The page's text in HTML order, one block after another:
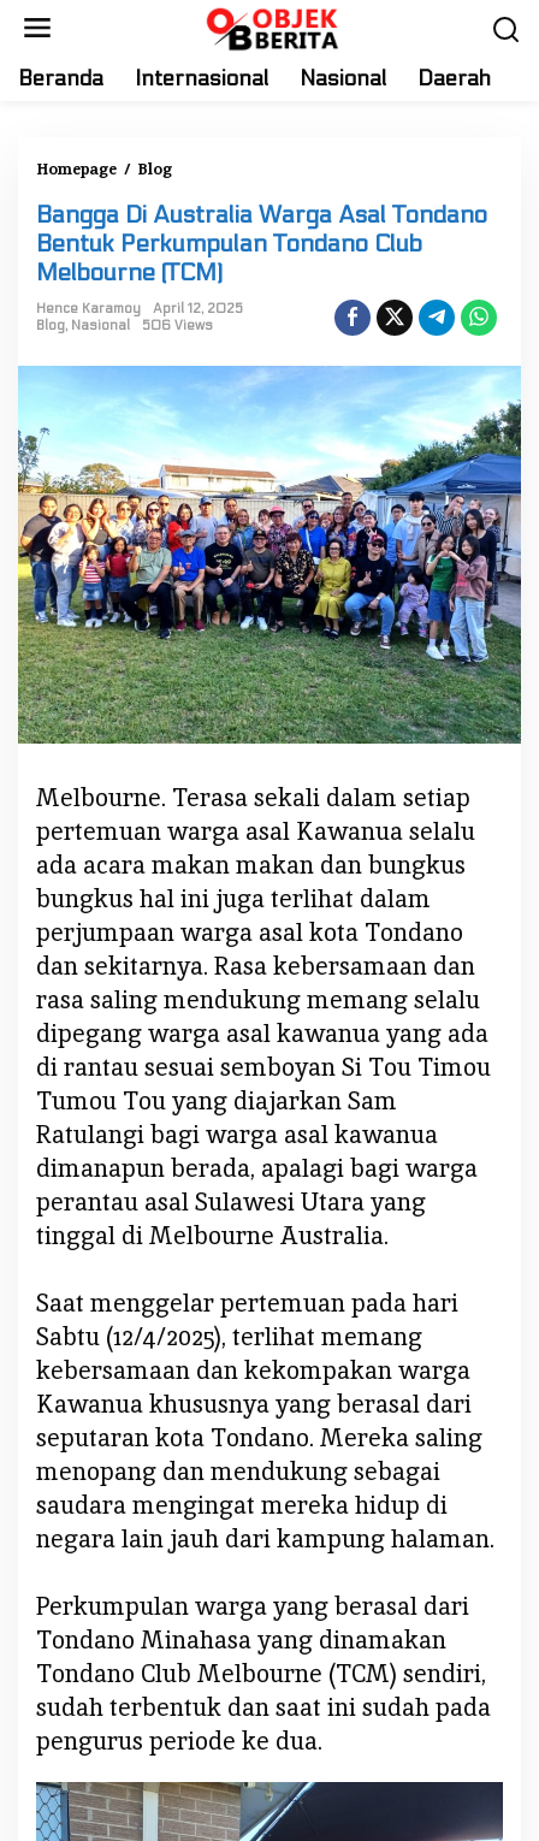
Beranda Internasional Nasional Daerah
Homepage / Blog
n
g
g
a
D
i
u
s
t
r
a
l
i
a
W
a
r
g
a
s
a
l
n
d
a
n
B
e
n
t
u
P
r
k
p
u
a
n
T
n
d
a
o
C
u
b
Bangga Di Australia Warga Asal Tondano
Bentuk Perkumpulan Tondano Club
Melbourne (TCM)
Hence Karamoy
April 12, 2025
Blog, Nasional 506 Views
Melbourne. Terasa sekali dalam setiap
pertemuan warga asal Kawanua selalu
ada acara makan makan dan bungkus
bungkus hal ini juga terlihat dalam
perjumpaan warga asal kota Tondano
dan sekitarnya. Rasa kebersamaan dan
rasa saling mendukung memang selalu
dipegang warga asal kawanua yang ada
di rantau sesuai semboyan Si Tou Timou
Tumou Tou yang diajarkan Sam
Ratulangi bagi warga asal kawanua
dimanapun berada, apalagi bagi warga
perantau asal Sulawesi Utara yang
tinggal di Melbourne Australia.
Saat menggelar pertemuan pada hari
Sabtu (12/4/2025), terlihat memang
kebersamaan dan kekompakan warga
Kawanua khususnya yang berasal dari
seputaran kota Tondano. Mereka saling
menopang dan mendukung sebagai
saudara mengingat mereka hidup di
negara lain jauh dari kampung halaman.
Perkumpulan warga yang berasal dari
Tondano Minahasa yang dinamakan
Tondano Club Melbourne (TCM) sendiri,
sudah terbentuk dan saat ini sudah pada
pengurus periode ke dua.